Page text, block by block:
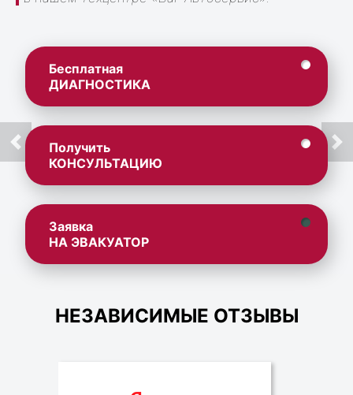
Бесплатная
ДИАГНОСТИКА
Получить
КОНСУЛЬТАЦИЮ
Заявка
НА ЭВАКУАТОР
НЕЗАВИСИМЫЕ ОТЗЫВЫ